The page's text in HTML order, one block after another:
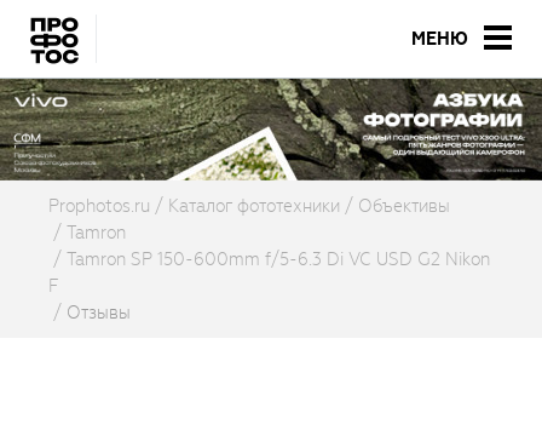
МЕНЮ
Prophotos.ru Каталог фототехники
Объективы
Tamron
Tamron SP 150-600mm f/5-6.3 Di VC USD G2 Nikon
F
Отзывы